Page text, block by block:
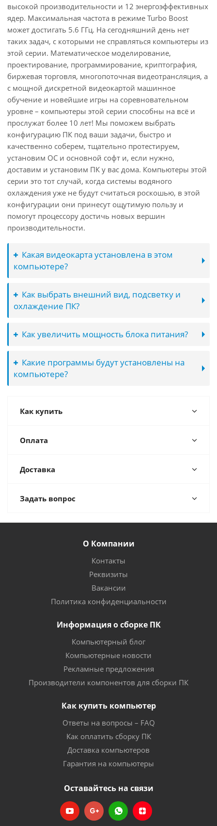
высокой производительности и 12 энергоэффективных
ядер. Максимальная частота в режиме Turbo Boost
может достигать 5.6 ГГц. На сегодняшний день нет
таких задач, с которыми не справляться компьютеры из
этой серии. Математическое моделирование,
проектирование, программирование, криптография,
биржевая торговля, многопоточная видеотрансляция, а
с мощной дискретной видеокартой машинное
обучение и новейшие игры на соревновательном
уровне – компьютеры этой серии способны на всё и
прослужат более 10 лет! Мы поможем выбрать
конфигурацию ПК под ваши задачи, быстро и
качественно соберем, тщательно протестируем,
установим ОС и основной софт и, если нужно,
доставим и установим ПК у вас дома. Компьютеры этой
серии это тот случай, когда системы водяного
охлаждения уже не будут считаться роскошью, в этой
конфигурации они принесут ощутимую пользу и
помогут процессору достичь новых вершин
производительности.
Какая видеокарта установлена в этом
компьютере?
Как выбрать внешний вид, подсветку и
охлаждение ПК?
Как увеличить мощность блока питания?
Какие программы будут установлены на
компьютере?
Как купить
Оплата
Доставка
Задать вопрос
О Компании
Контакты
Реквизиты
Вакансии
Политика конфиденциальности
Информация о сборке ПК
Компьютерный блог
Компьютерные новости
Рекламные предложения
Производители компонентов для сборки ПК
Как купить компьютер
Ответы на вопросы – FAQ
Как оплатить сборку ПК
Доставка компьютеров
Гарантия на компьютеры
Оставайтесь на связи